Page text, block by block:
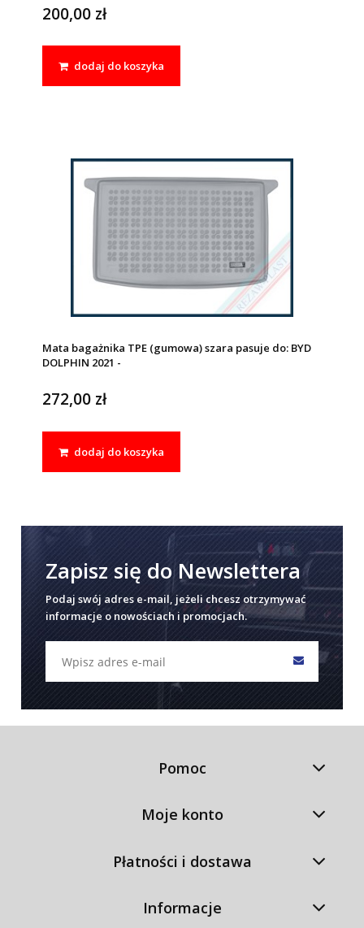
200,00 zł
dodaj do koszyka
Mata bagażnika TPE (gumowa) szara pasuje do: BYD
DOLPHIN 2021 -
272,00 zł
dodaj do koszyka
Zapisz się do Newslettera
Podaj swój adres e-mail, jeżeli chcesz otrzymywać
informacje o nowościach i promocjach.
Pomoc
Moje konto
Płatności i dostawa
Informacje